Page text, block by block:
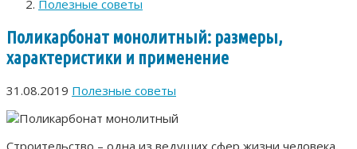
Полезные советы
Поликарбонат монолитный: размеры,
характеристики и применение
31.08.2019 Полезные советы